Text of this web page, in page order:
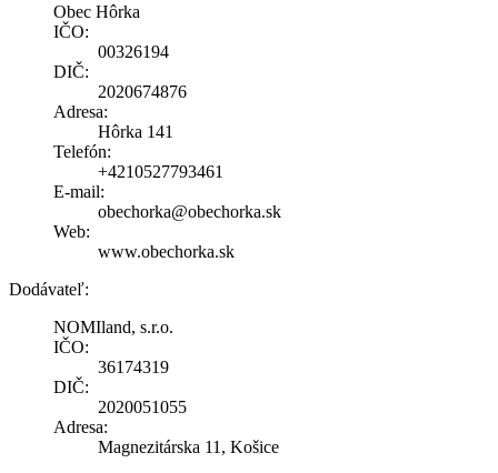
Obec Hôrka
IČO:
00326194
DIČ:
2020674876
Adresa:
Hôrka 141
Telefón:
+4210527793461
E-mail:
obechorka@obechorka.sk
Web:
www.obechorka.sk
Dodávateľ:
NOMIland, s.r.o.
IČO:
36174319
DIČ:
2020051055
Adresa:
Magnezitárska 11, Košice